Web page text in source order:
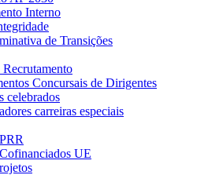
Interno
de Transições
Recrutamento
Concursais de Dirigentes
celebrados
carreiras especiais
UE